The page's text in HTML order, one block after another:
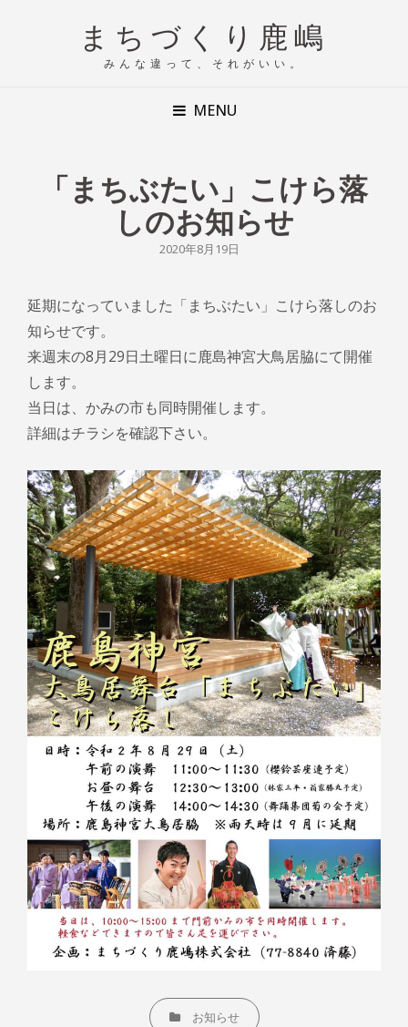
まちづくり鹿嶋
みんな違って、それがいい。
MENU
「まちぶたい」こけら落
しのお知らせ
POSTED
2020年8月19日
延期になっていました「まちぶたい」こけら落しのお
知らせです。
来週末の8月29日土曜日に鹿島神宮大鳥居脇にて開催
します。
当日は、かみの市も同時開催します。
詳細はチラシを確認下さい。
CATEGORIESお知らせ